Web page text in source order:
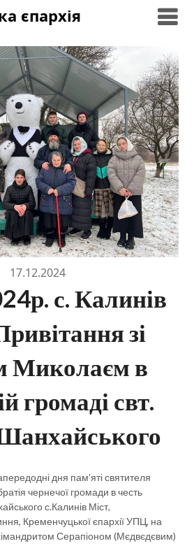
єпархія
17.12.2024
с. Калинів
зі
Миколаєм в
громаді свт.
дня пам’яті святителя
чернечої громади в честь
с.Калинів Міст,
Кременчуцької єпархії УПЦ, на
Серапіоном (Мєдвєдєвим)